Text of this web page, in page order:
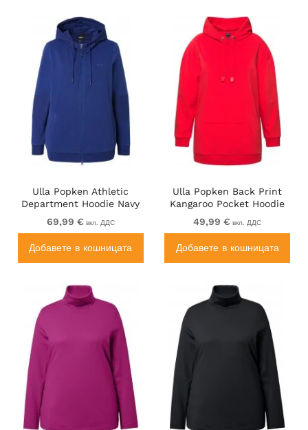
Ulla Popken Athletic
Department Hoodie Navy
69,99 € вкл. ДДС
Добавете в кошницата
Ulla Popken Back Print
Kangaroo Pocket Hoodie
Hibiscus Red
49,99 € вкл. ДДС
Добавете в кошницата